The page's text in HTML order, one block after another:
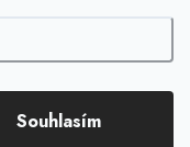
Souhlasím
. Všechna práva vyhrazena.